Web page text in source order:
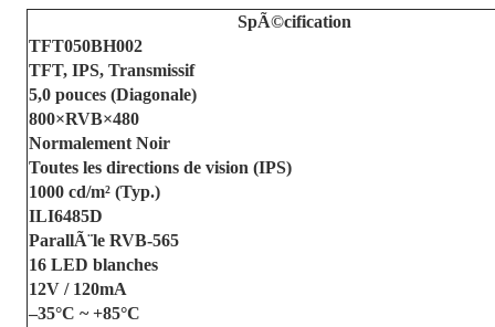
SpÃ©cification
TFT050BH002
TFT, IPS, Transmissif
5,0 pouces (Diagonale)
800×RVB×480
Normalement Noir
Toutes les directions de vision (IPS)
1000 cd/m² (Typ.)
ILI6485D
ParallÃ¨le RVB-565
16 LED blanches
12V / 120mA
–35°C ~ +85°C